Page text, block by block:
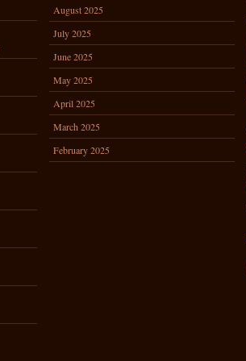
August 2025
July 2025
June 2025
May 2025
April 2025
March 2025
February 2025